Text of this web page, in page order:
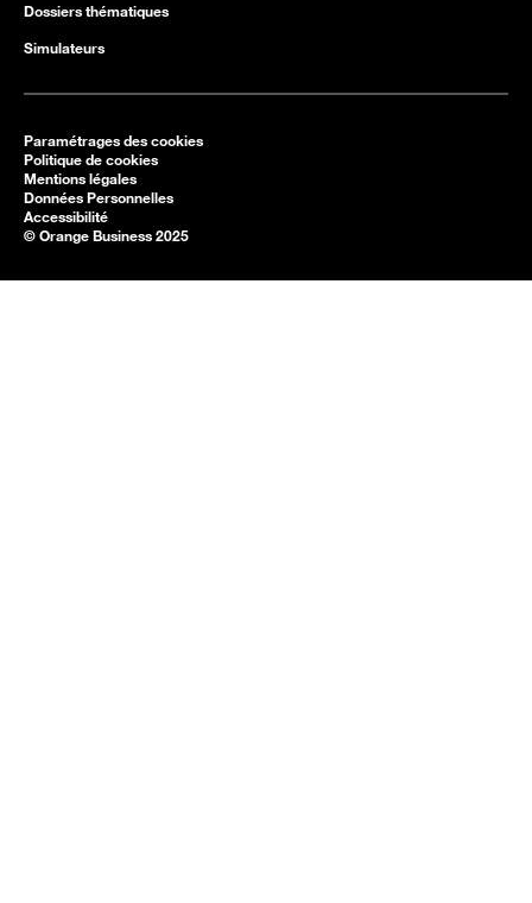
Dossiers thématiques
Simulateurs
Paramétrages des cookies
Politique de cookies
Mentions légales
Données Personnelles
Accessibilité
© Orange Business 2025